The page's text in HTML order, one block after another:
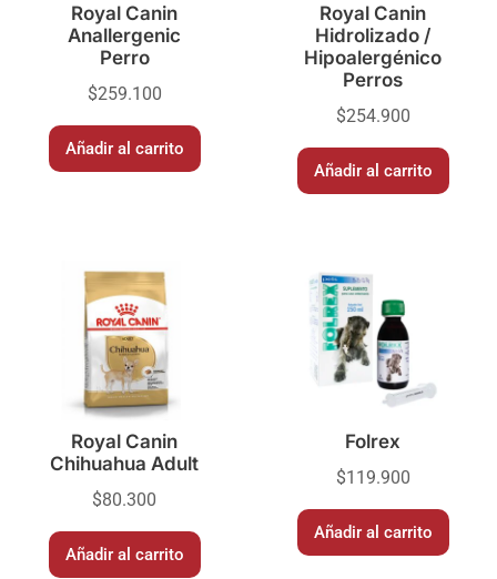
Royal Canin
Anallergenic
Perro
$259.100
Añadir al carrito
Royal Canin
Hidrolizado /
Hipoalergénico
Perros
$254.900
Añadir al carrito
Royal Canin
Chihuahua Adult
$80.300
Añadir al carrito
Folrex
$119.900
Añadir al carrito